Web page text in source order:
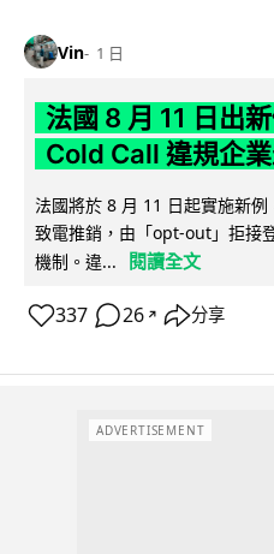
Vin 1 日
法國 8 月 11 日出
Cold Call 違規企
法國將於 8 月 11 日起實施新
致電推銷，由「opt-out」拒接
機制。違...
閱讀全文
337 26 ↗ 分享
ADVERTISEMENT